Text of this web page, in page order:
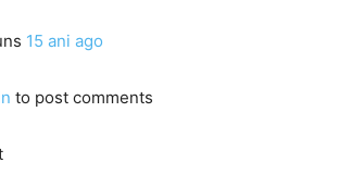
15 ani ago
to post comments